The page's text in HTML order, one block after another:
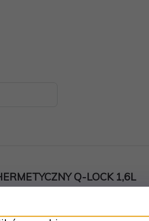
Q-LOCK 1,6L
przeznaczony do lodówki, zamrażarki